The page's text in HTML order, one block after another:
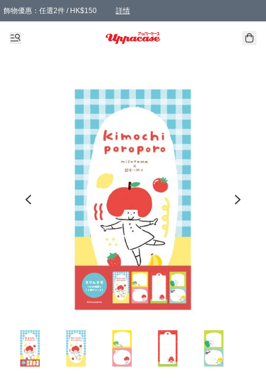
飾物優惠：任選2件 / HK$150 詳情
髮飾優惠：任選2件 / HK$100 詳情
精選襪子優惠：任選3對 / HK$115 詳情
滿額免運：本地訂單滿港幣350元可享免運費優惠